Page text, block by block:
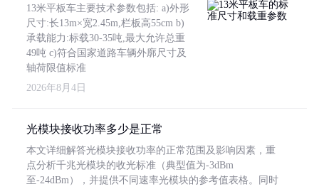
13米平板车主要技术参数包括: a)外形
尺寸:长13m×宽2.45m,栏板高55cm b)
承载能力:标载30-35吨,最大允许总重
49吨 c)符合国家道路车辆外廓尺寸及
轴荷限值标准
2026年8月4日
光模块接收功率多少是正常
本文详细解答光模块接收功率的正常范围及影响因素，重
点分析千兆光模块的收光标准（典型值为-3dBm
至-24dBm），并提供不同速率光模块的参考值表格。同时